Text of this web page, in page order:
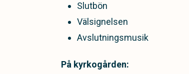
Slutbön
Välsignelsen
Avslutningsmusik
På kyrkogården: